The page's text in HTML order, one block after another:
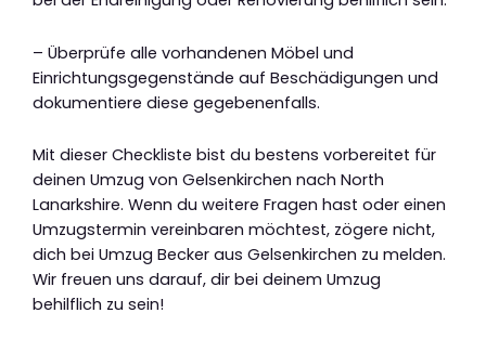
– Überprüfe alle vorhandenen Möbel und
Einrichtungsgegenstände auf Beschädigungen und
dokumentiere diese gegebenenfalls.
Mit dieser Checkliste bist du bestens vorbereitet für
deinen Umzug von Gelsenkirchen nach North
Lanarkshire. Wenn du weitere Fragen hast oder einen
Umzugstermin vereinbaren möchtest, zögere nicht,
dich bei Umzug Becker aus Gelsenkirchen zu melden.
Wir freuen uns darauf, dir bei deinem Umzug
behilflich zu sein!